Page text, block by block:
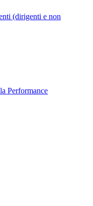
(dirigenti e non
Performance